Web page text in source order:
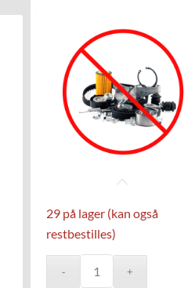
29 på lager (kan også
restbestilles)